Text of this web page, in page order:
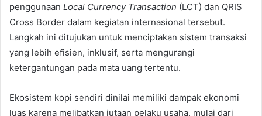
penggunaan Local Currency Transaction (LCT) dan QRIS
Cross Border dalam kegiatan internasional tersebut.
Langkah ini ditujukan untuk menciptakan sistem transaksi
yang lebih efisien, inklusif, serta mengurangi
ketergantungan pada mata uang tertentu.
Ekosistem kopi sendiri dinilai memiliki dampak ekonomi
luas karena melibatkan jutaan pelaku usaha, mulai dari